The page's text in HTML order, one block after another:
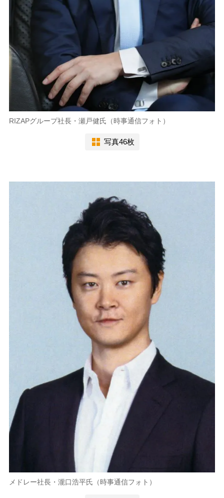
RIZAPグループ社長・瀬戸健氏（時事通信フォト）
写真46枚
メドレー社長・瀧口浩平氏（時事通信フォト）